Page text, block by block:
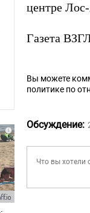
центре
Газета
Вы можете
политике по
Обсуждение: